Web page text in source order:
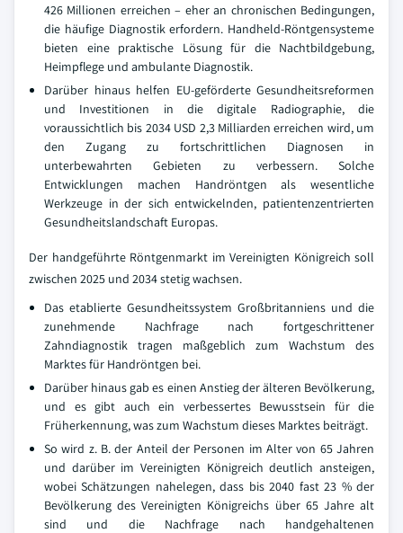
426 Millionen erreichen – eher an chronischen Bedingungen,
die häufige Diagnostik erfordern. Handheld-Röntgensysteme
bieten eine praktische Lösung für die Nachtbildgebung,
Heimpflege und ambulante Diagnostik.
Darüber hinaus helfen EU-geförderte Gesundheitsreformen
und Investitionen in die digitale Radiographie, die
voraussichtlich bis 2034 USD 2,3 Milliarden erreichen wird, um
den Zugang zu fortschrittlichen Diagnosen in
unterbewahrten Gebieten zu verbessern. Solche
Entwicklungen machen Handröntgen als wesentliche
Werkzeuge in der sich entwickelnden, patientenzentrierten
Gesundheitslandschaft Europas.
Der handgeführte Röntgenmarkt im Vereinigten Königreich soll
zwischen 2025 und 2034 stetig wachsen.
Das etablierte Gesundheitssystem Großbritanniens und die
zunehmende Nachfrage nach fortgeschrittener
Zahndiagnostik tragen maßgeblich zum Wachstum des
Marktes für Handröntgen bei.
Darüber hinaus gab es einen Anstieg der älteren Bevölkerung,
und es gibt auch ein verbessertes Bewusstsein für die
Früherkennung, was zum Wachstum dieses Marktes beiträgt.
So wird z. B. der Anteil der Personen im Alter von 65 Jahren
und darüber im Vereinigten Königreich deutlich ansteigen,
wobei Schätzungen nahelegen, dass bis 2040 fast 23 % der
Bevölkerung des Vereinigten Königreichs über 65 Jahre alt
sind und die Nachfrage nach handgehaltenen